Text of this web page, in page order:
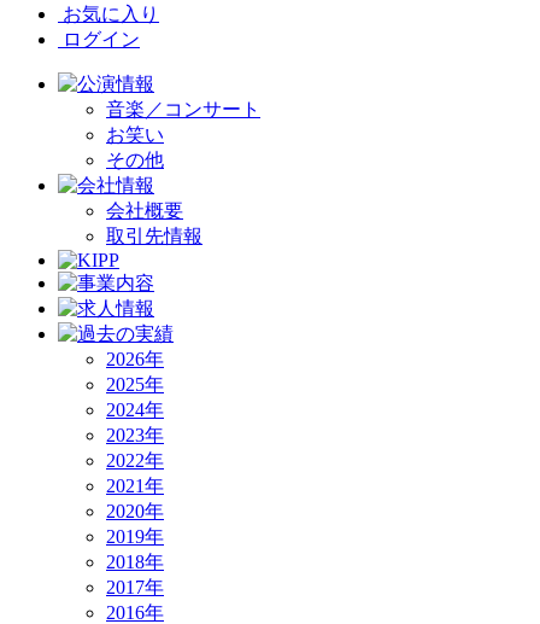
お気に入り
ログイン
音楽／コンサート
お笑い
その他
会社概要
取引先情報
2026年
2025年
2024年
2023年
2022年
2021年
2020年
2019年
2018年
2017年
2016年